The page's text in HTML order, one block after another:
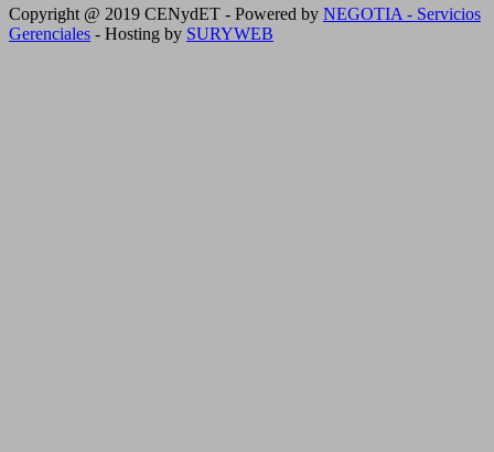
Copyright @ 2019 CENydET - Powered by NEGOTIA - Servicios
Gerenciales - Hosting by SURYWEB